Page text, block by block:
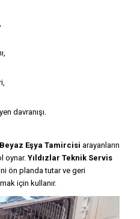
davranışı.
Eşya Tamircisi arayanların
oynar. Yıldızlar Teknik Servis
ön planda tutar ve geri
için kullanır.